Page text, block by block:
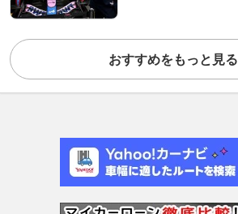
おすすめをもっと見る